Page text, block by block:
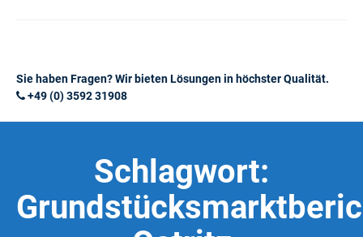
Sie haben Fragen? Wir bieten Lösungen in höchster Qualität.
+49 (0) 3592 31908
Schlagwort: